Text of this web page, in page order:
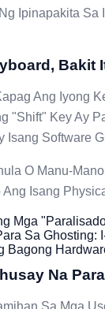
Ipinapakita
Bakit
Ang Iyong
"Shift" Key Ay
Isang Software
O Manu-
Isang
Mga
Sa Ghosting:
Bagong
Na
Sa Mga